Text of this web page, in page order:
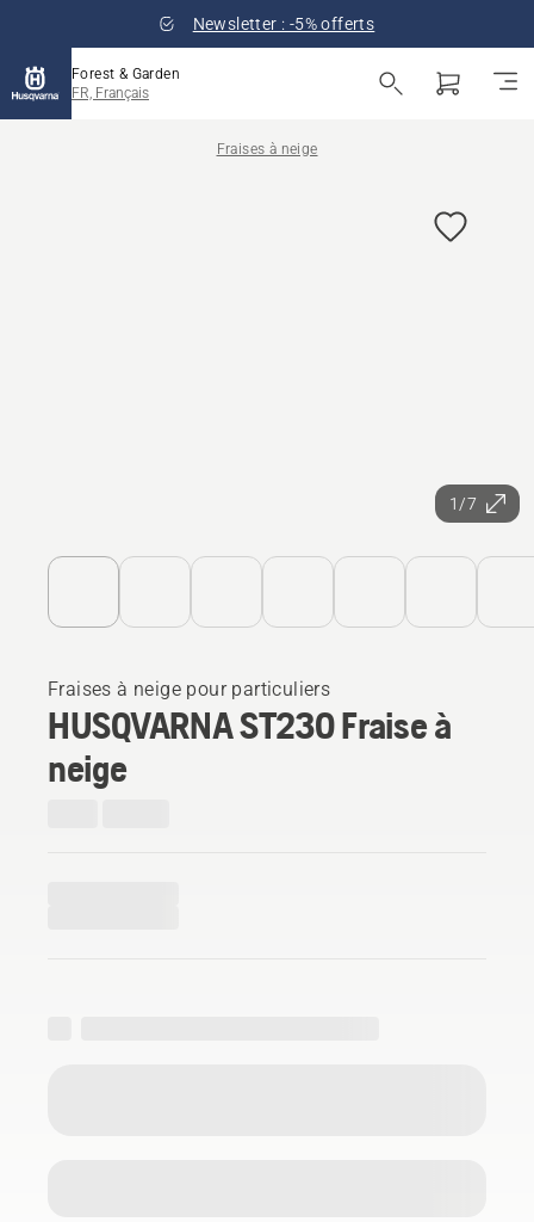
Newsletter : -5% offerts
Forest & Garden
FR, Français
Fraises à neige
1/7
Fraises à neige pour particuliers
HUSQVARNA ST230 Fraise à
neige